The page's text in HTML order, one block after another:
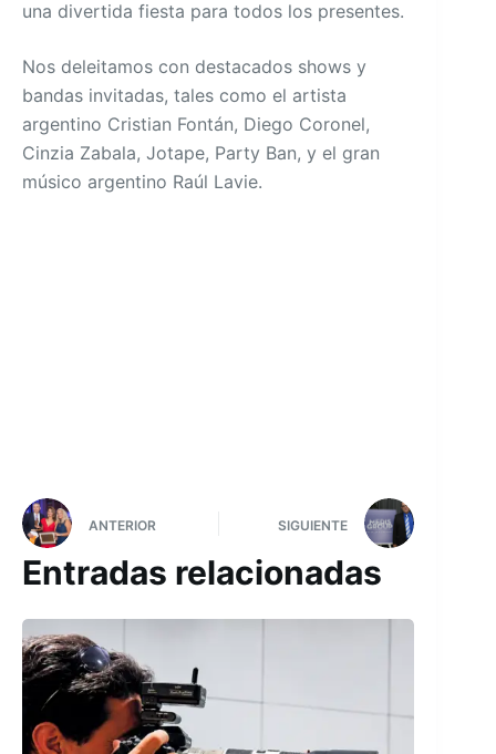
una divertida fiesta para todos los presentes.
Nos deleitamos con destacados shows y
bandas invitadas, tales como el artista
argentino Cristian Fontán, Diego Coronel,
Cinzia Zabala, Jotape, Party Ban, y el gran
músico argentino Raúl Lavie.
ANTERIOR SIGUIENTE
Entradas relacionadas